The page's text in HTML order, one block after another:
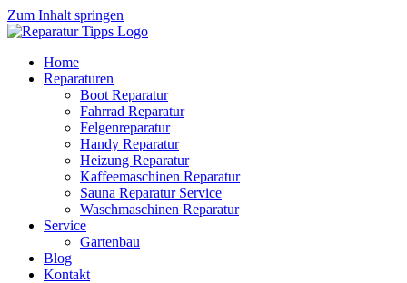
Zum Inhalt springen
Home
Reparaturen
Boot Reparatur
Fahrrad Reparatur
Felgenreparatur
Handy Reparatur
Heizung Reparatur
Kaffeemaschinen Reparatur
Sauna Reparatur Service
Waschmaschinen Reparatur
Service
Gartenbau
Blog
Kontakt